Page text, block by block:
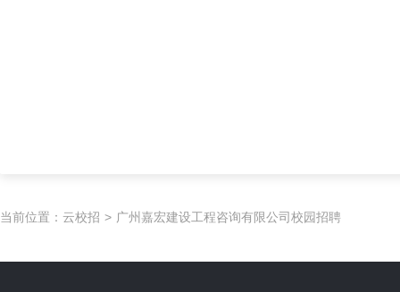
当前位置： 云校招 > 广州嘉宏建设工程咨询有限公司校园招聘